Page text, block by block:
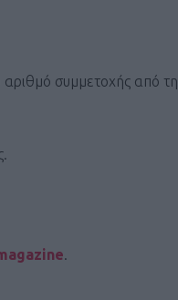
συμμετοχής από τη
.